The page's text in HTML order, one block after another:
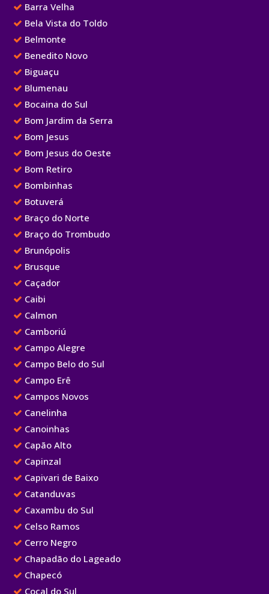
Barra Velha
Bela Vista do Toldo
Belmonte
Benedito Novo
Biguaçu
Blumenau
Bocaina do Sul
Bom Jardim da Serra
Bom Jesus
Bom Jesus do Oeste
Bom Retiro
Bombinhas
Botuverá
Braço do Norte
Braço do Trombudo
Brunópolis
Brusque
Caçador
Caibi
Calmon
Camboriú
Campo Alegre
Campo Belo do Sul
Campo Erê
Campos Novos
Canelinha
Canoinhas
Capão Alto
Capinzal
Capivari de Baixo
Catanduvas
Caxambu do Sul
Celso Ramos
Cerro Negro
Chapadão do Lageado
Chapecó
Cocal do Sul